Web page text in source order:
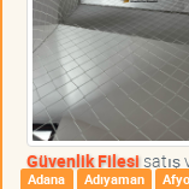
Güvenlik Filesisatış
Adana Adıyaman